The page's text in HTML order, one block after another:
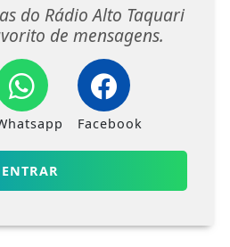
do Rádio Alto Taquari
de mensagens.
Facebook
ENTRAR